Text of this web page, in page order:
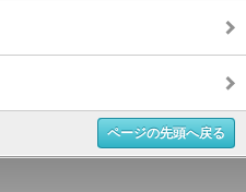
ページの先頭へ戻る